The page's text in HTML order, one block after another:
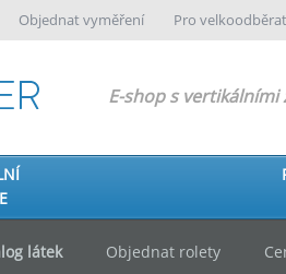
Objednat vyměření Pro
E-shop s
látek Objednat rolety